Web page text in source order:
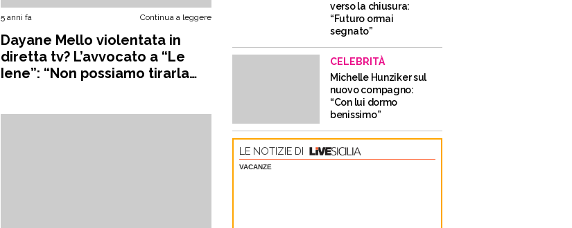
5 anni fa Continua a leggere
Dayane Mello violentata in
diretta tv? L’avvocato a “Le
Iene”: “Non possiamo tirarla
verso la chiusura:
“Futuro ormai
segnato”
CELEBRITÀ
Michelle Hunziker sul
nuovo compagno:
“Con lui dormo
benissimo”
LE NOTIZIE DI
VACANZE